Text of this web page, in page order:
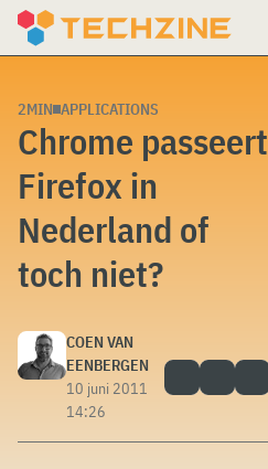
Skip
2MIN APPLICATIONS
Chrome passeert
Firefox in
Nederland of
toch niet?
COEN VAN
EENBERGEN
10 juni 2011
14:26